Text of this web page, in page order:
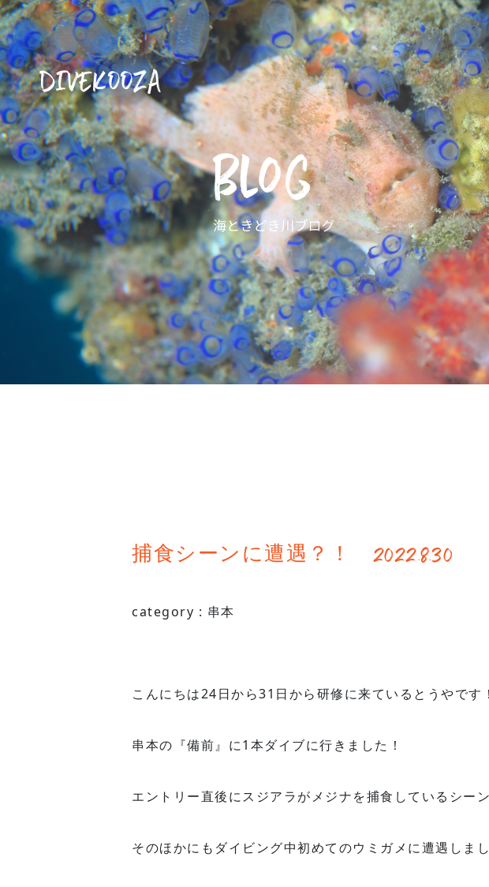
DIVEKOOZA
捕食シーンに遭遇？！ 2022.8.30
category : 串本
こんにちは24日から31日から研修に来ているとうやです！
串本の『備前』に1本ダイブに行きました！
エントリー直後にスジアラがメジナを捕食しているシー
そのほかにもダイビング中初めてのウミガメに遭遇しまし